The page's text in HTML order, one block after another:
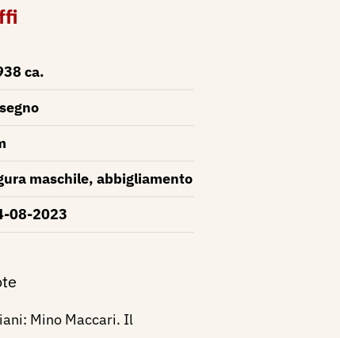
ca.
maschile, abbigliamento
08-2023
Mino Maccari. Il